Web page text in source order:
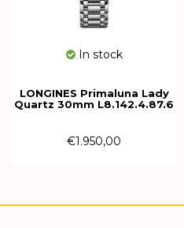
In stock
LONGINES Primaluna Lady
Quartz 30mm L8.142.4.87.6
€1.950,00